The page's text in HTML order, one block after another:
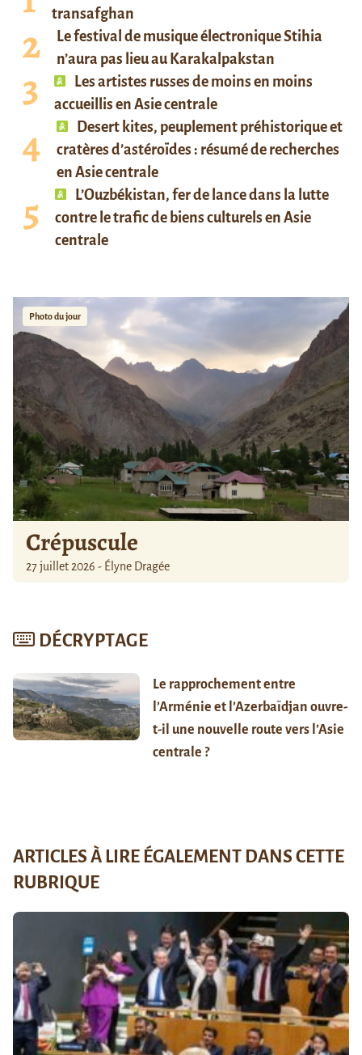
transafghan
Le festival de musique électronique Stihia
n’aura pas lieu au Karakalpakstan
Les artistes russes de moins en moins
accueillis en Asie centrale
Desert kites, peuplement préhistorique et
cratères d’astéroïdes : résumé de recherches
en Asie centrale
L’Ouzbékistan, fer de lance dans la lutte
contre le trafic de biens culturels en Asie
centrale
Photo du jour
Crépuscule
27 juillet 2026 - Élyne Dragée
DÉCRYPTAGE
Le rapprochement entre
l’Arménie et l’Azerbaïdjan ouvre-
t-il une nouvelle route vers l’Asie
centrale ?
ARTICLES À LIRE ÉGALEMENT DANS CETTE
RUBRIQUE